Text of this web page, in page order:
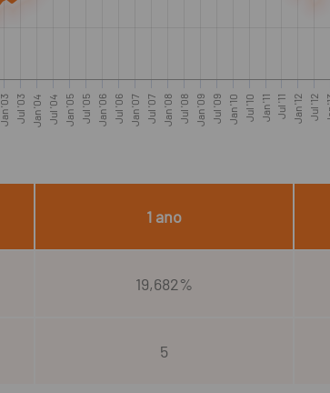
Jan '03 Jul '03 Jan '04 Jul '04 Jan '05 Jul '05 Jan '06 Jul '06 Jan '07 Jul '07 Jan '08 Jul '08 Jan '09 Jul '09 Jan '10 Jul '10 Jan '11 Jul '11 Jan '12 Jul '12
1 ano
19,682%
5